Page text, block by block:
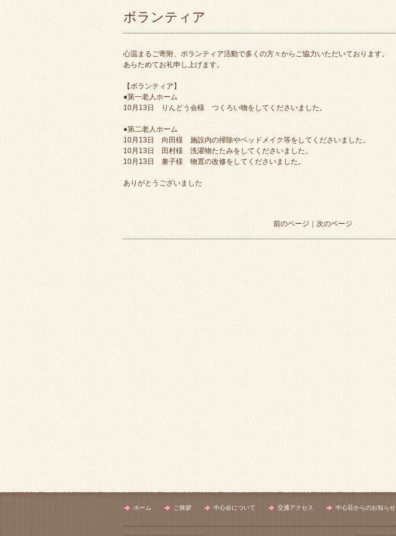
ボランティア
心温まるご寄附、ボランティア活動で多くの方々からご協力いただいております。
あらためてお礼申し上げます。
【ボランティア】
●第一老人ホーム
10月13日 りんどう会様 つくろい物をしてくださいました。
●第二老人ホーム
10月13日 向田様 施設内の掃除やベッドメイク等をしてくださいました。
10月13日 田村様 洗濯物たたみをしてくださいました。
10月13日 兼子様 物置の改修をしてくださいました。
ありがとうございました
前のページ 次のページ
ホーム ご挨拶 中心会について 交通アクセス 中心荘からのお知らせ